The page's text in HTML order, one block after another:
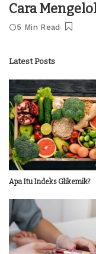
Cara
5 Min Read
Latest Posts
Apa Itu Indeks Glikemik?